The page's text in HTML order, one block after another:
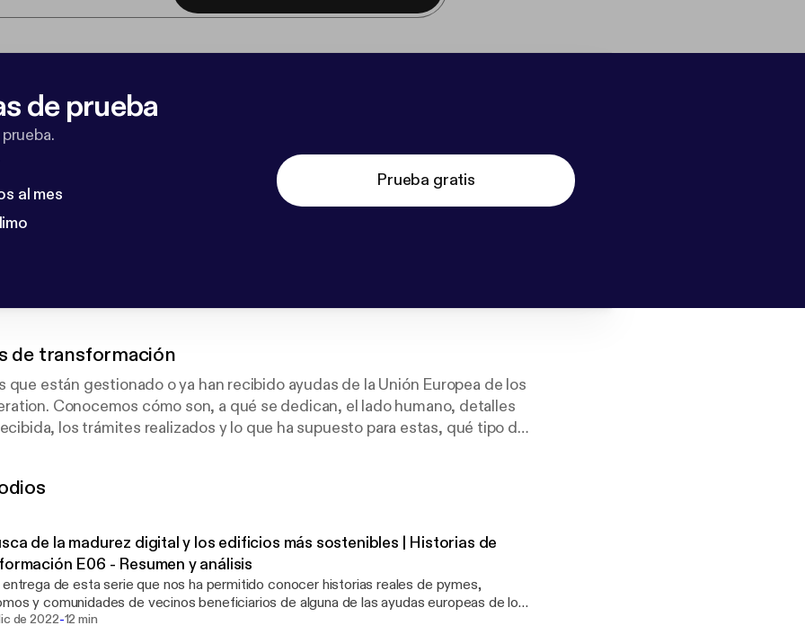
de prueba
al mes
Prueba gratis
de transformación
que están gestionado o ya han recibido ayudas de la Unión Europea de los
Conocemos cómo son, a qué se dedican, el lado humano, detalles
los trámites realizados y lo que ha supuesto para estas, qué tipo de
centradas en 3 líneas de ayuda: rehabilitación de edificios, digitalización
energético (placas fotovoltaicas).
de la madurez digital y los edificios más sostenibles | Historias de
E06 - Resumen y análisis
entrega de esta serie que nos ha permitido conocer historias reales de pymes,
y comunidades de vecinos beneficiarios de alguna de las ayudas europeas de los
Next Generation para alcanzar la madurez digital y avanzar hacia un futuro más verde.
de 2022-12 min